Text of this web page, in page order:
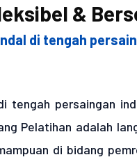
&
di tengah
tengah persaingan
Pelatihan adalah
di bidang